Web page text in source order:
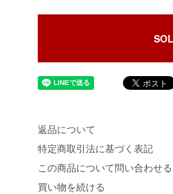
返品について
特定商取引法に基づく表記
この商品について問い合わせる
買い物を続ける